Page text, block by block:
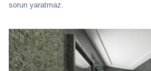
sorun yaratmaz.